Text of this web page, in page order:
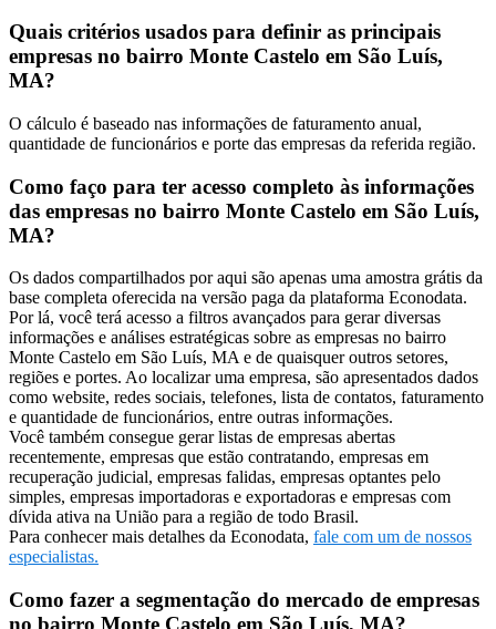
Quais critérios usados para definir as principais
empresas no bairro Monte Castelo em São Luís,
MA?
O cálculo é baseado nas informações de faturamento anual,
quantidade de funcionários e porte das empresas da referida região.
Como faço para ter acesso completo às informações
das empresas no bairro Monte Castelo em São Luís,
MA?
Os dados compartilhados por aqui são apenas uma amostra grátis da
base completa oferecida na versão paga da plataforma Econodata.
Por lá, você terá acesso a filtros avançados para gerar diversas
informações e análises estratégicas sobre as empresas no bairro
Monte Castelo em São Luís, MA e de quaisquer outros setores,
regiões e portes. Ao localizar uma empresa, são apresentados dados
como website, redes sociais, telefones, lista de contatos, faturamento
e quantidade de funcionários, entre outras informações.
Você também consegue gerar listas de empresas abertas
recentemente, empresas que estão contratando, empresas em
recuperação judicial, empresas falidas, empresas optantes pelo
simples, empresas importadoras e exportadoras e empresas com
dívida ativa na União para a região de todo Brasil.
Para conhecer mais detalhes da Econodata, fale com um de nossos
especialistas.
Como fazer a segmentação do mercado de empresas
no bairro Monte Castelo em São Luís, MA?